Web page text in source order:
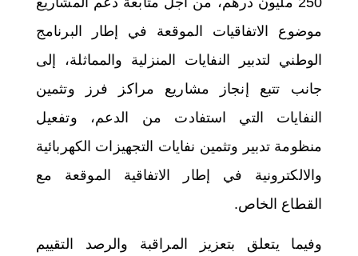
موضوع الاتفاقيات الموقعة في إطار البرنامج
الوطني لتدبير النفايات المنزلية والمماثلة، إلى
جانب تتبع إنجاز مشاريع مراكز فرز وتثمين
النفايات التي استفادت من الدعم، وتفعيل
منظومة تدبير وتثمين نفايات التجهيزات الكهربائية
والالكترونية في إطار الاتفاقية الموقعة مع
القطاع الخاص.
وفيما يتعلق بتعزيز المراقبة والرصد التقييم